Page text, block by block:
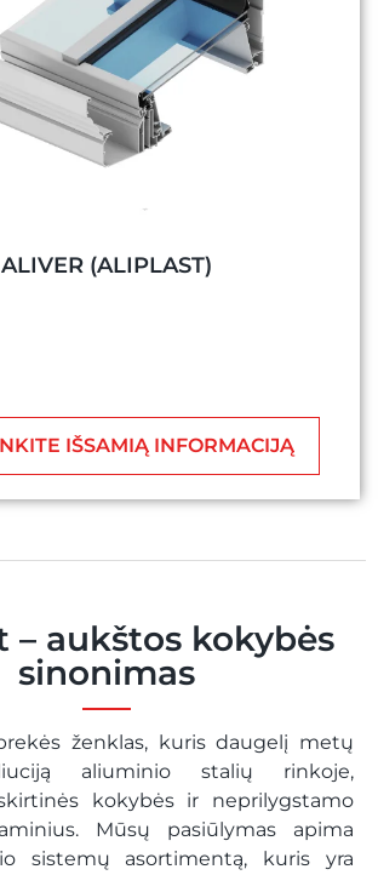
ALIVER (ALIPLAST)
IŠSAMIĄ INFORMACIJĄ
– aukštos kokybės
sinonimas
ženklas, kuris daugelį metų
aliuminio stalių rinkoje,
kokybės ir neprilygstamo
Mūsų pasiūlymas apima
sistemų asortimentą, kuris yra